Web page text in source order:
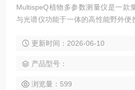
MultispeQ植物多参数测量仪是一款
与光谱仪功能于一体的高性能野外便
快速测量植物光合表型、叶绿素含量
智能化与数据分析云端化。
更新时间：2026-06-10
产品型号：
浏览量：599